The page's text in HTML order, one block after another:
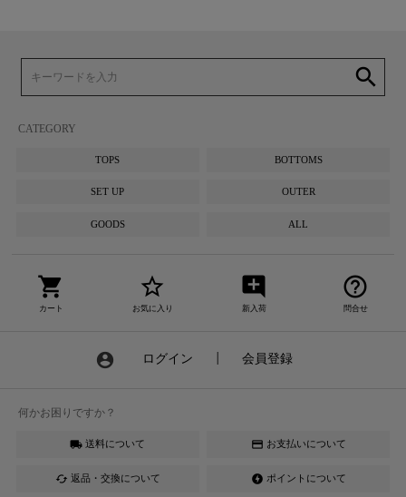
search
CATEGORY
TOPS BOTTOMS
SET UP OUTER
GOODS ALL
shopping_cart
カート
star_border
お気に入り
add_comment
新入荷
help_outline
問合せ
account_circle ログイン 会員登録
何かお困りですか？
local_shipping 送料について credit_card お支払いについて
cached 返品・交換について offline_bolt ポイントについて